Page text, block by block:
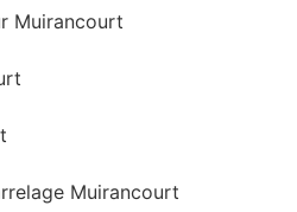
Muirancourt
Muirancourt